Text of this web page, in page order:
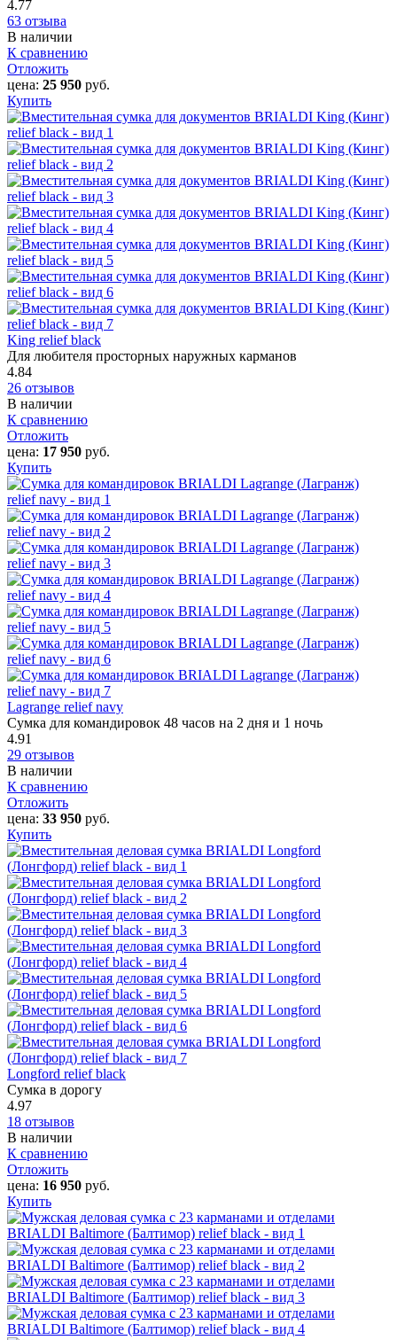
4.77
63 отзыва
В наличии
К сравнению
Отложить
цена: 25 950 руб.
Купить
King relief black
Для любителя просторных наружных карманов
4.84
26 отзывов
В наличии
К сравнению
Отложить
цена: 17 950 руб.
Купить
Lagrange relief navy
Сумка для командировок 48 часов на 2 дня и 1 ночь
4.91
29 отзывов
В наличии
К сравнению
Отложить
цена: 33 950 руб.
Купить
Longford relief black
Сумка в дорогу
4.97
18 отзывов
В наличии
К сравнению
Отложить
цена: 16 950 руб.
Купить